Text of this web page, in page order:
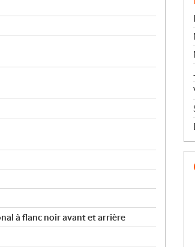
à flanc noir avant et arrière